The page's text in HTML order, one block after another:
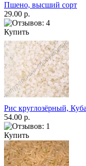
Пшено, высший сорт
29.00 р.
Купить
Рис круглозёрный,
54.00 р.
Купить